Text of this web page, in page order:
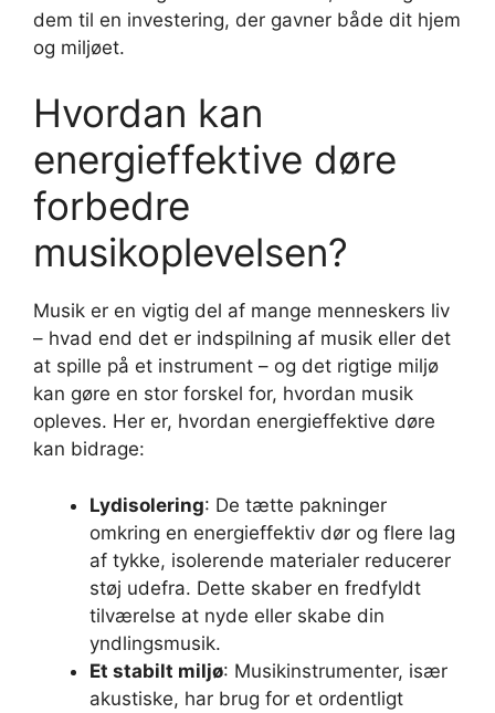
dem til en investering, der gavner både dit hjem
og miljøet.
Hvordan kan
energieffektive døre
forbedre
musikoplevelsen?
Musik er en vigtig del af mange menneskers liv
– hvad end det er indspilning af musik eller det
at spille på et instrument – og det rigtige miljø
kan gøre en stor forskel for, hvordan musik
opleves. Her er, hvordan energieffektive døre
kan bidrage:
Lydisolering: De tætte pakninger
omkring en energieffektiv dør og flere lag
af tykke, isolerende materialer reducerer
støj udefra. Dette skaber en fredfyldt
tilværelse at nyde eller skabe din
yndlingsmusik.
Et stabilt miljø: Musikinstrumenter, især
akustiske, har brug for et ordentligt